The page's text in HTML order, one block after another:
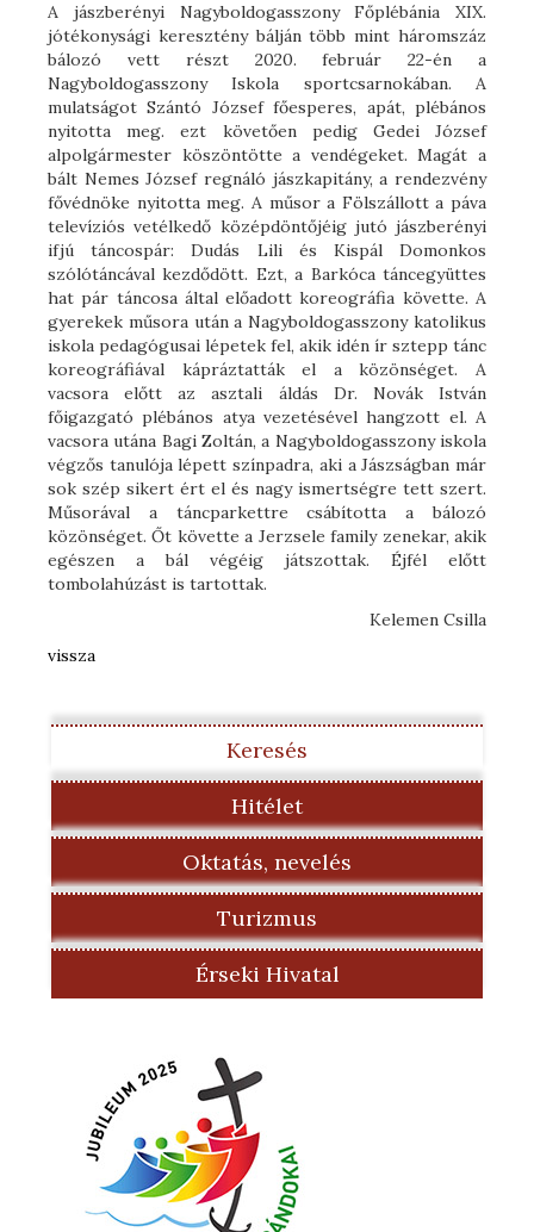
A jászberényi Nagyboldogasszony Főplébánia XIX.
jótékonysági keresztény bálján több mint háromszáz
bálozó vett részt 2020. február 22-én a
Nagyboldogasszony Iskola sportcsarnokában. A
mulatságot Szántó József főesperes, apát, plébános
nyitotta meg. ezt követően pedig Gedei József
alpolgármester köszöntötte a vendégeket. Magát a
bált Nemes József regnáló jászkapitány, a rendezvény
fővédnöke nyitotta meg. A műsor a Fölszállott a páva
televíziós vetélkedő középdöntőjéig jutó jászberényi
ifjú táncospár: Dudás Lili és Kispál Domonkos
szólótáncával kezdődött. Ezt, a Barkóca táncegyüttes
hat pár táncosa által előadott koreográfia követte. A
gyerekek műsora után a Nagyboldogasszony katolikus
iskola pedagógusai lépetek fel, akik idén ír sztepp tánc
koreográfiával kápráztatták el a közönséget. A
vacsora előtt az asztali áldás Dr. Novák István
főigazgató plébános atya vezetésével hangzott el. A
vacsora utána Bagi Zoltán, a Nagyboldogasszony iskola
végzős tanulója lépett színpadra, aki a Jászságban már
sok szép sikert ért el és nagy ismertségre tett szert.
Műsorával a táncparkettre csábította a bálozó
közönséget. Őt követte a Jerzsele family zenekar, akik
egészen a bál végéig játszottak. Éjfél előtt
tombolahúzást is tartottak.
Kelemen Csilla
vissza
Keresés
Hitélet
Oktatás, nevelés
Turizmus
Érseki Hivatal